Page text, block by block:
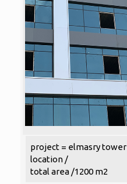
project = elmasry tower
location /
total area /1200 m2